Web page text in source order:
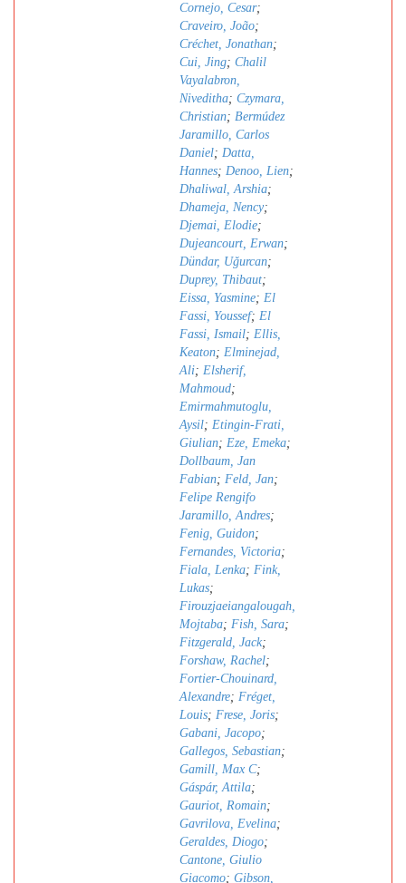
Cornejo, Cesar;
Craveiro, João;
Créchet, Jonathan;
Cui, Jing; Chalil
Vayalabron,
Niveditha; Czymara,
Christian; Bermúdez
Jaramillo, Carlos
Daniel; Datta,
Hannes; Denoo, Lien;
Dhaliwal, Arshia;
Dhameja, Nency;
Djemai, Elodie;
Dujeancourt, Erwan;
Dündar, Uǧurcan;
Duprey, Thibaut;
Eissa, Yasmine; El
Fassi, Youssef; El
Fassi, Ismail; Ellis,
Keaton; Elminejad,
Ali; Elsherif,
Mahmoud;
Emirmahmutoglu,
Aysil; Etingin-Frati,
Giulian; Eze, Emeka;
Dollbaum, Jan
Fabian; Feld, Jan;
Felipe Rengifo
Jaramillo, Andres;
Fenig, Guidon;
Fernandes, Victoria;
Fiala, Lenka; Fink,
Lukas;
Firouzjaeiangalougah,
Mojtaba; Fish, Sara;
Fitzgerald, Jack;
Forshaw, Rachel;
Fortier-Chouinard,
Alexandre; Fréget,
Louis; Frese, Joris;
Gabani, Jacopo;
Gallegos, Sebastian;
Gamill, Max C;
Gáspár, Attila;
Gauriot, Romain;
Gavrilova, Evelina;
Geraldes, Diogo;
Cantone, Giulio
Giacomo; Gibson,